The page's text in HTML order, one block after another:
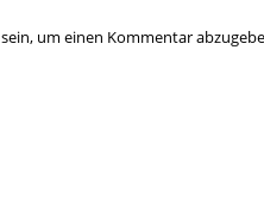
sein, um einen Kommentar